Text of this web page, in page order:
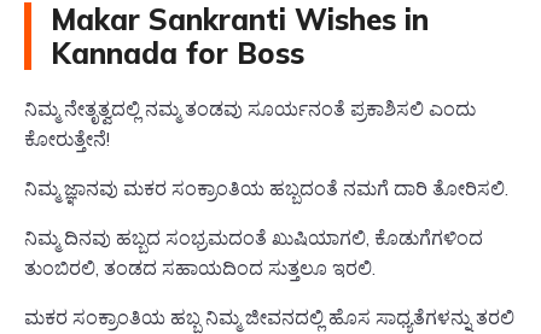
Makar Sankranti Wishes in
Kannada for Boss
ನಿಮ್ಮ ನೇತೃತ್ವದಲ್ಲಿ ನಮ್ಮ ತಂಡವು ಸೂರ್ಯನಂತೆ ಪ್ರಕಾಶಿಸಲಿ ಎಂದು
ಕೋರುತ್ತೇನೆ!
ನಿಮ್ಮ ಜ್ಞಾನವು ಮಕರ ಸಂಕ್ರಾಂತಿಯ ಹಬ್ಬದಂತೆ ನಮಗೆ ದಾರಿ ತೋರಿಸಲಿ.
ನಿಮ್ಮ ದಿನವು ಹಬ್ಬದ ಸಂಭ್ರಮದಂತೆ ಖುಷಿಯಾಗಲಿ, ಕೊಡುಗೆಗಳಿಂದ
ತುಂಬಿರಲಿ, ತಂಡದ ಸಹಾಯದಿಂದ ಸುತ್ತಲೂ ಇರಲಿ.
ಮಕರ ಸಂಕ್ರಾಂತಿಯ ಹಬ್ಬ ನಿಮ್ಮ ಜೀವನದಲ್ಲಿ ಹೊಸ ಸಾಧ್ಯತೆಗಳನ್ನು ತರಲಿ